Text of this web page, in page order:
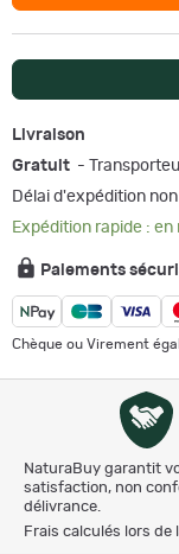
Livraison
Gratuit -
Délai d'expédition
Expédition rapide : en
Paiements
Chèque ou Virement
NaturaBuy garantit
satisfaction, non
délivrance.
Frais calculés lors de